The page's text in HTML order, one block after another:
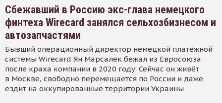
Сбежавший в Россию экс-глава немецкого
финтеха Wirecard занялся сельхозбизнесом и
автозапчастями
Бывший операционный директор немецкой платёжной
системы Wirecard Ян Марсалек бежал из Евросоюза
после краха компании в 2020 году. Сейчас он живёт
в Москве, свободно перемещается по России и даже
ездит на оккупированные территории Украины